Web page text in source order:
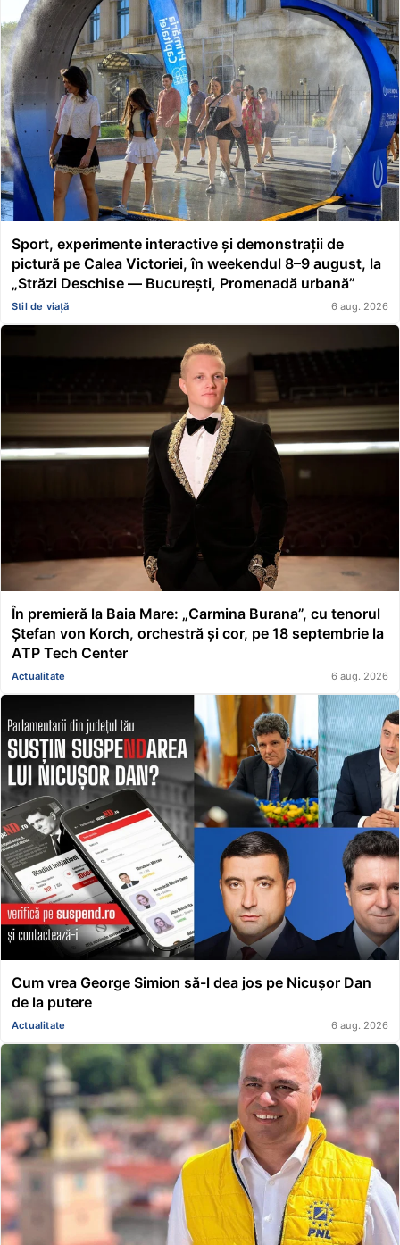
Sport, experimente interactive și demonstrații de
pictură pe Calea Victoriei, în weekendul 8–9 august, la
„Străzi Deschise — București, Promenadă urbană”
Stil de viață 6 aug. 2026
În premieră la Baia Mare: „Carmina Burana”, cu tenorul
Ștefan von Korch, orchestră și cor, pe 18 septembrie la
ATP Tech Center
Actualitate 6 aug. 2026
Cum vrea George Simion să-l dea jos pe Nicușor Dan
de la putere
Actualitate 6 aug. 2026